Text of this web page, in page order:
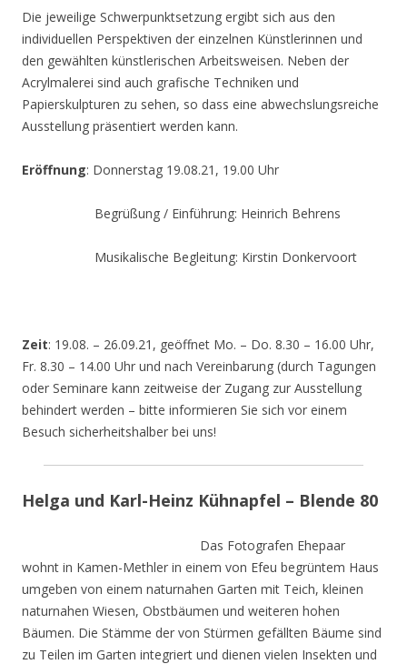
Die jeweilige Schwerpunktsetzung ergibt sich aus den
individuellen Perspektiven der einzelnen Künstlerinnen und
den gewählten künstlerischen Arbeitsweisen. Neben der
Acrylmalerei sind auch grafische Techniken und
Papierskulpturen zu sehen, so dass eine abwechslungsreiche
Ausstellung präsentiert werden kann.
Eröffnung: Donnerstag 19.08.21, 19.00 Uhr
Begrüßung / Einführung: Heinrich Behrens
Musikalische Begleitung: Kirstin Donkervoort
Zeit: 19.08. – 26.09.21, geöffnet Mo. – Do. 8.30 – 16.00 Uhr,
Fr. 8.30 – 14.00 Uhr und nach Vereinbarung (durch Tagungen
oder Seminare kann zeitweise der Zugang zur Ausstellung
behindert werden – bitte informieren Sie sich vor einem
Besuch sicherheitshalber bei uns!
Helga und Karl-Heinz Kühnapfel – Blende 80
Das Fotografen Ehepaar
wohnt in Kamen-Methler in einem von Efeu begrüntem Haus
umgeben von einem naturnahen Garten mit Teich, kleinen
naturnahen Wiesen, Obstbäumen und weiteren hohen
Bäumen. Die Stämme der von Stürmen gefällten Bäume sind
zu Teilen im Garten integriert und dienen vielen Insekten und